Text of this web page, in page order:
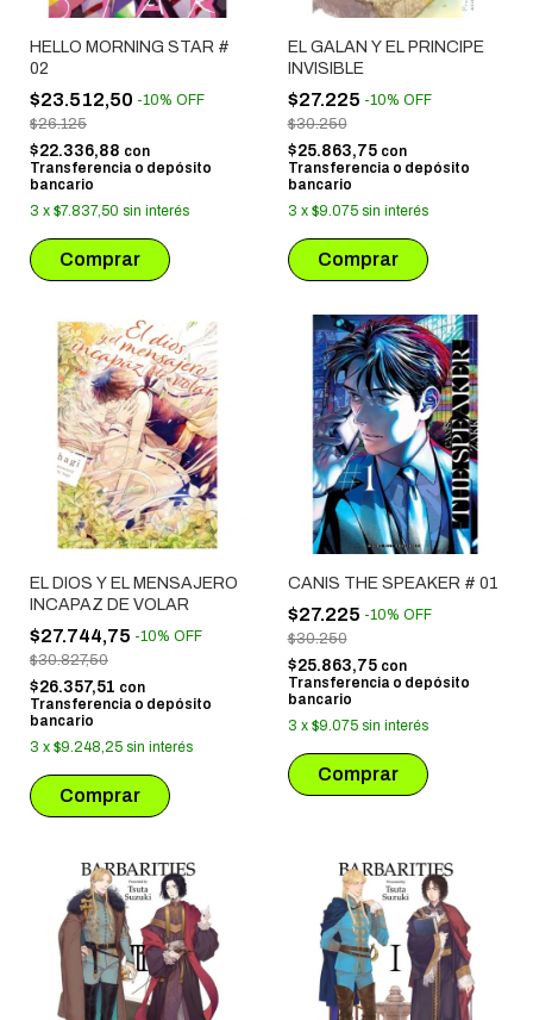
HELLO MORNING STAR #
02
$23.512,50 -10% OFF
$26.125
$22.336,88 con
Transferencia o depósito
bancario
3 x $7.837,50 sin interés
EL GALAN Y EL PRINCIPE
INVISIBLE
$27.225 -10% OFF
$30.250
$25.863,75 con
Transferencia o depósito
bancario
3 x $9.075 sin interés
EL DIOS Y EL MENSAJERO
INCAPAZ DE VOLAR
$27.744,75 -10% OFF
$30.827,50
$26.357,51 con
Transferencia o depósito
bancario
3 x $9.248,25 sin interés
CANIS THE SPEAKER # 01
$27.225 -10% OFF
$30.250
$25.863,75 con
Transferencia o depósito
bancario
3 x $9.075 sin interés